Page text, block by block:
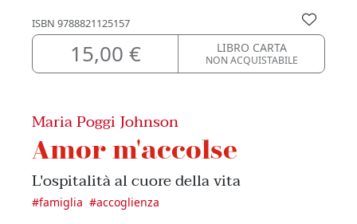
ISBN 9788821125157
15,00 € LIBRO CARTA
NON ACQUISTABILE
Maria Poggi Johnson
Amor m'accolse
L'ospitalità al cuore della vita
#famiglia #accoglienza